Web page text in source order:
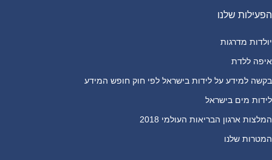
הפעילות שלנו
יולדות מדרגות
איפה ללדת
בקשה למידע על לידות בישראל לפי חוק חופש המידע
לידות מים בישראל
המלצות ארגון הבריאות העולמי 2018
המטרות שלנו